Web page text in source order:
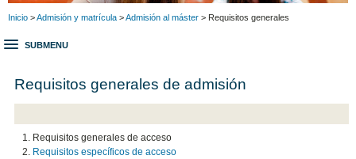
Inicio >Admisión y matrícula >Admisión al máster > Requisitos generales
SUBMENU
Requisitos generales de admisión
Requisitos generales de acceso
Requisitos específicos de acceso